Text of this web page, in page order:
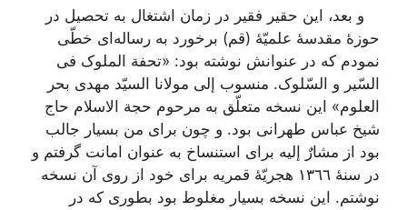
و بعد، این حقیر فقیر در زمان اشتغال به تحصیل در
حوزۀ مقدسۀ علمیّۀ (قم) برخورد به رساله‌اى خطّى
نمودم که در عنوانش نوشته بود: «تحفة الملوک فی
السّیر و السّلوک. منسوب إلى مولانا السیّد مهدى بحر
العلوم» این نسخه متعلّق به مرحوم حجة الاسلام حاج
شیخ عباس طهرانى بود. و چون براى من بسیار جالب
بود از مشارٌ إلیه براى استنساخ به عنوان امانت گرفتم و
در سنۀ ١٣٦٦ هجریّۀ قمریه براى خود از روى آن نسخه
نوشتم. این نسخه بسیار مغلوط بود بطورى که در